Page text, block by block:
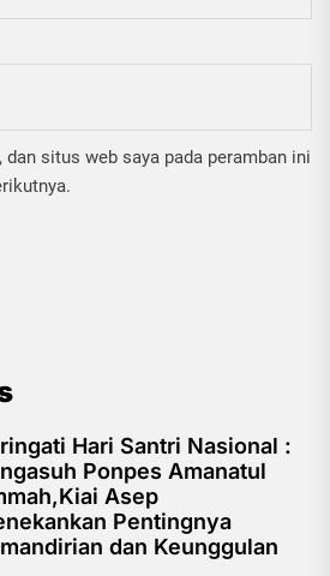
dan situs web saya pada peramban ini
Hari Santri Nasional :
Ponpes Amanatul
Asep
Pentingnya
dan Keunggulan